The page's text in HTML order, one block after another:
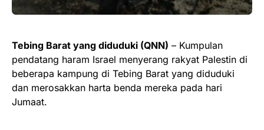
Tebing Barat yang diduduki (QNN) – Kumpulan
pendatang haram Israel menyerang rakyat Palestin di
beberapa kampung di Tebing Barat yang diduduki
dan merosakkan harta benda mereka pada hari
Jumaat.